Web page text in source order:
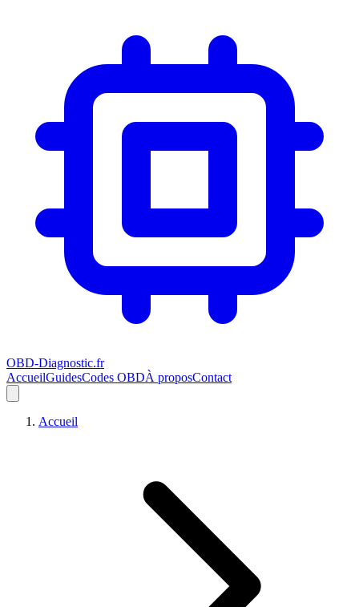
OBD-Diagnostic.fr
AccueilGuidesCodes OBDÀ proposContact
Accueil